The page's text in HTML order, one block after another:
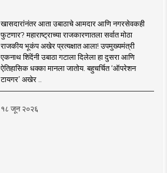
खासदारांनंतर आता उबाठाचे आमदार आणि नगरसेवकही
फुटणार? महाराष्ट्राच्या राजकारणातला सर्वात मोठा
राजकीय भूकंप अखेर प्रत्यक्षात आला! उपमुख्यमंत्री
एकनाथ शिंदेंनी उबाठा गटाला दिलेला हा दुसरा आणि
ऐतिहासिक धक्का मानला जातोय. बहुचर्चित ‘ऑपरेशन
टायगर’ अखेर ..
१८ जून २०२६